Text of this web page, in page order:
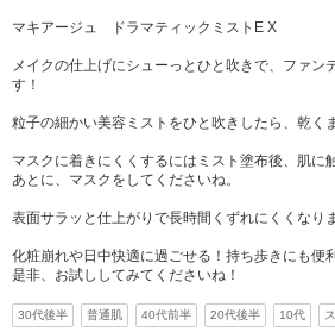
マキアージュ ドラマティックミストE X
メイクの仕上げにシューっとひと吹きで、ファン
す！
粒子の細かい美容ミストをひと吹きしたら、乾く
マスクに着きにくくするにはミスト塗布後、肌に
あとに、マスクをしてくださいね。
表面サラッと仕上がりで長時間くずれにくくなり
化粧崩れや日中快適に過ごせる！持ち歩きにも便
是非、お試ししてみてくださいね！
30代後半 普通肌 40代前半 20代後半 10代